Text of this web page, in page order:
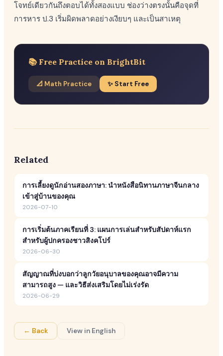
โจทย์เดียวกันถึงตอบได้ทั้งสองแบบ ช่องว่างตรงนั้นคือจุดที่
การหาร ป.3 เริ่มผิดพลาดอย่างเงียบๆ และเป็นสาเหตุ
📚 Free Practice on BrightBit
📐 Math Practice ✨ Start Free
Related
การเลี้ยงดูนักอ่านสองภาษา: นำหนังสือนิทานภาษาจีนกลาง
เข้าสู่บ้านของคุณ
2026-07-10
การเริ่มต้นภาคเรียนที่ 3: แผนการเล่นสำหรับสัปดาห์แรก
สำหรับผู้ปกครองชาวสิงคโปร์
2026-06-30
สัญญาณที่บ่งบอกว่าลูกวัยอนุบาลของคุณอาจมีความ
สามารถสูง — และวิธีส่งเสริมโดยไม่เร่งรัด
2026-06-29
← Back View in English